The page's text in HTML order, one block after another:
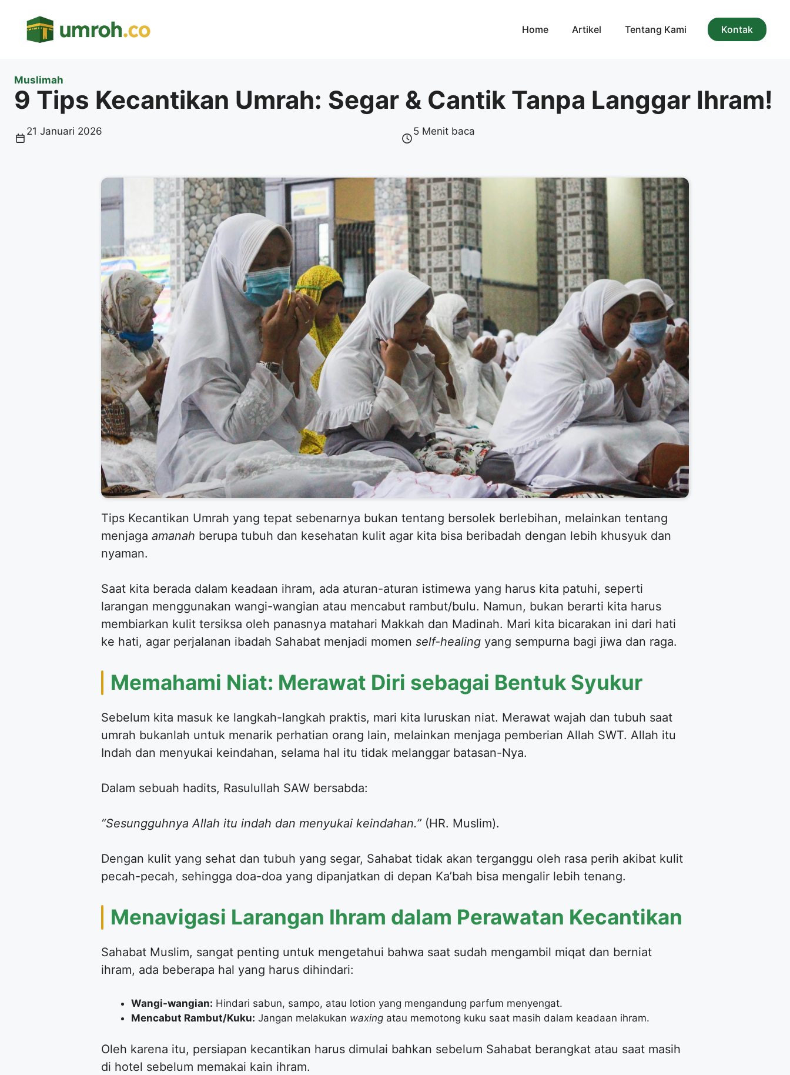
Home Artikel Tentang Kami Kontak
Muslimah
9 Tips Kecantikan Umrah: Segar & Cantik Tanpa Langgar Ihram!
21 Januari 2026 5 Menit baca
​Tips Kecantikan Umrah yang tepat sebenarnya bukan tentang bersolek berlebihan, melainkan tentang
menjaga amanah berupa tubuh dan kesehatan kulit agar kita bisa beribadah dengan lebih khusyuk dan
nyaman.
​Saat kita berada dalam keadaan ihram, ada aturan-aturan istimewa yang harus kita patuhi, seperti
larangan menggunakan wangi-wangian atau mencabut rambut/bulu. Namun, bukan berarti kita harus
membiarkan kulit tersiksa oleh panasnya matahari Makkah dan Madinah. Mari kita bicarakan ini dari hati
ke hati, agar perjalanan ibadah Sahabat menjadi momen self-healing yang sempurna bagi jiwa dan raga.
​Memahami Niat: Merawat Diri sebagai Bentuk Syukur
​Sebelum kita masuk ke langkah-langkah praktis, mari kita luruskan niat. Merawat wajah dan tubuh saat
umrah bukanlah untuk menarik perhatian orang lain, melainkan menjaga pemberian Allah SWT. Allah itu
Indah dan menyukai keindahan, selama hal itu tidak melanggar batasan-Nya.
​Dalam sebuah hadits, Rasulullah SAW bersabda:
“Sesungguhnya Allah itu indah dan menyukai keindahan.” (HR. Muslim).
​Dengan kulit yang sehat dan tubuh yang segar, Sahabat tidak akan terganggu oleh rasa perih akibat kulit
pecah-pecah, sehingga doa-doa yang dipanjatkan di depan Ka’bah bisa mengalir lebih tenang.
​Menavigasi Larangan Ihram dalam Perawatan Kecantikan
​Sahabat Muslim, sangat penting untuk mengetahui bahwa saat sudah mengambil miqat dan berniat
ihram, ada beberapa hal yang harus dihindari:
Wangi-wangian: Hindari sabun, sampo, atau lotion yang mengandung parfum menyengat.
Mencabut Rambut/Kuku: Jangan melakukan waxing atau memotong kuku saat masih dalam keadaan ihram.
​Oleh karena itu, persiapan kecantikan harus dimulai bahkan sebelum Sahabat berangkat atau saat masih
di hotel sebelum memakai kain ihram.